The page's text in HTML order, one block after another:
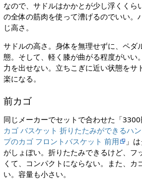
なので、サドルはかかとが少し浮くくら
の全体の筋肉を使って漕げるのでいい。
じ高さ。
サドルの高さ。身体を無理せずに、ペダ
態。そして、軽く膝が曲がる程度がいい
力を出せない。立ちこぎに近い状態をサ
楽になる。
前カゴ
同じメーカーでセットで合わせた「3300
カゴ バスケット 折りたたみができるハ
プのカゴ フロントバスケット 前用
」
がしょぼい。折りたたみできるけど、フ
くて、コンパクトにならない。また、カ
い。容量も小さい。